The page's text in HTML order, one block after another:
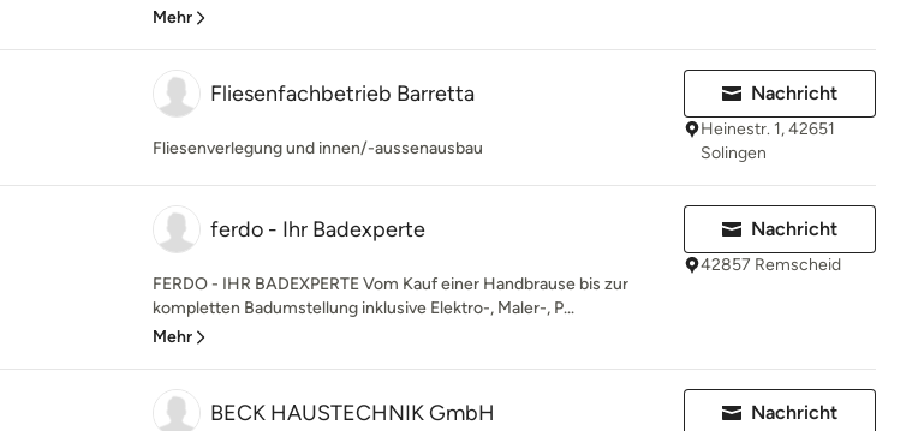
Mehr
Fliesenfachbetrieb Barretta
Fliesenverlegung und innen/-aussenausbau
Nachricht
Heinestr. 1, 42651
Solingen
ferdo - Ihr Badexperte
FERDO - IHR BADEXPERTE Vom Kauf einer Handbrause bis zur
kompletten Badumstellung inklusive Elektro-, Maler-, P...
Mehr
Nachricht
42857 Remscheid
BECK HAUSTECHNIK GmbH Nachricht